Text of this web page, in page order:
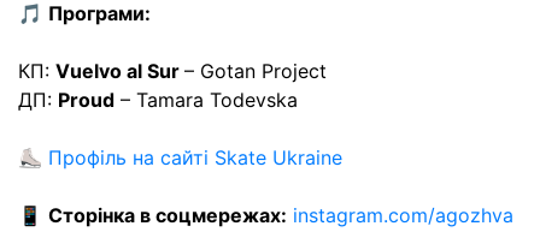
🎵 Програми:
КП: Vuelvo al Sur – Gotan Project
ДП: Proud – Tamara Todevska
⛸ Профіль на сайті Skate Ukraine
📱 Сторінка в соцмережах: instagram.com/agozhva